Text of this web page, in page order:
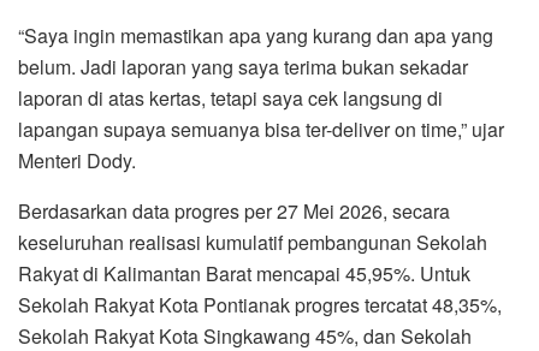
“Saya ingin memastikan apa yang kurang dan apa yang
belum. Jadi laporan yang saya terima bukan sekadar
laporan di atas kertas, tetapi saya cek langsung di
lapangan supaya semuanya bisa ter-deliver on time,” ujar
Menteri Dody.
Berdasarkan data progres per 27 Mei 2026, secara
keseluruhan realisasi kumulatif pembangunan Sekolah
Rakyat di Kalimantan Barat mencapai 45,95%. Untuk
Sekolah Rakyat Kota Pontianak progres tercatat 48,35%,
Sekolah Rakyat Kota Singkawang 45%, dan Sekolah